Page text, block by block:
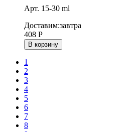
Арт. 15-30 ml
Доставим:завтра
408 Р
В корзину
1
2
3
4
5
6
7
8